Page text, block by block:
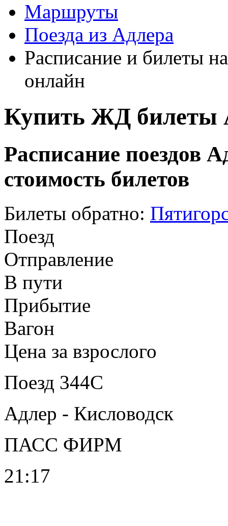
Маршруты
Поезда из Адлера
Расписание и билеты
онлайн
Купить ЖД билеты
Расписание поездов
стоимость билетов
Билеты обратно:
Поезд
Отправление
В пути
Прибытие
Вагон
Цена за взрослого
Поезд 344С
Адлер - Кисловодск
ПАСС ФИРМ
21:17